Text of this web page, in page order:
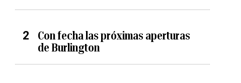
Con fecha las próximas aperturas
de Burlington